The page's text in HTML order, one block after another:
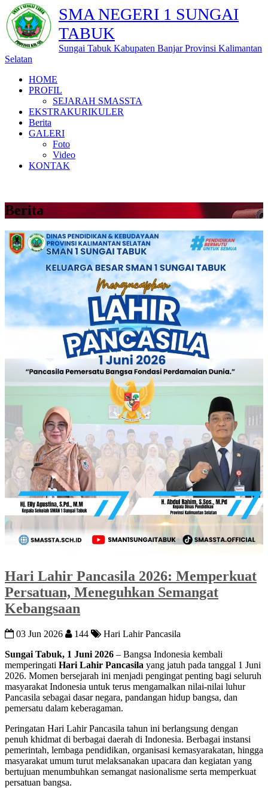
SMA NEGERI 1 SUNGAI
TABUK
Sungai Tabuk Kabupaten Banjar Provinsi Kalimantan
Selatan
HOME
PROFIL
SEJARAH SMASSTA
EKSTRAKURIKULER
Berita
GALERI
Foto
Video
KONTAK
Berita
Hari Lahir Pancasila 2026: Memperkuat
Persatuan, Meneguhkan Semangat
Kebangsaan
03 Jun 2026 144
Hari Lahir Pancasila
Sungai Tabuk, 1 Juni 2026 – Bangsa Indonesia kembali
memperingati Hari Lahir Pancasila yang jatuh pada tanggal 1 Juni
2026. Momen bersejarah ini menjadi pengingat penting bagi seluruh
masyarakat Indonesia untuk terus mengamalkan nilai-nilai luhur
Pancasila sebagai dasar negara, pandangan hidup bangsa, dan
pemersatu dalam keberagaman.
Peringatan Hari Lahir Pancasila tahun ini berlangsung dengan
penuh khidmat di berbagai daerah di Indonesia. Berbagai instansi
pemerintah, lembaga pendidikan, organisasi kemasyarakatan, hingga
masyarakat umum turut melaksanakan upacara dan kegiatan yang
bertujuan menumbuhkan semangat nasionalisme serta memperkuat
persatuan bangsa.